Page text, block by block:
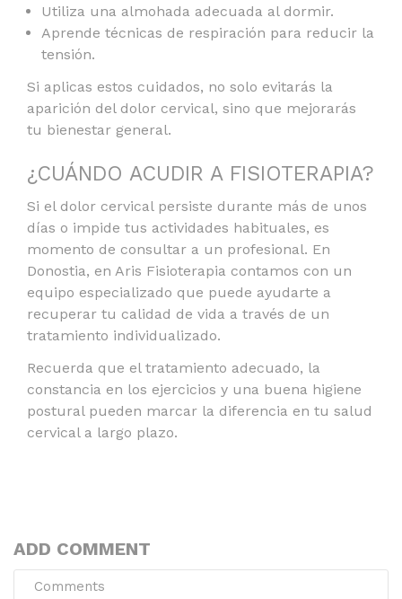
Utiliza una almohada adecuada al dormir.
Aprende técnicas de respiración para reducir la
tensión.
Si aplicas estos cuidados, no solo evitarás la
aparición del dolor cervical, sino que mejorarás
tu bienestar general.
¿CUÁNDO ACUDIR A FISIOTERAPIA?
Si el dolor cervical persiste durante más de unos
días o impide tus actividades habituales, es
momento de consultar a un profesional. En
Donostia, en Aris Fisioterapia contamos con un
equipo especializado que puede ayudarte a
recuperar tu calidad de vida a través de un
tratamiento individualizado.
Recuerda que el tratamiento adecuado, la
constancia en los ejercicios y una buena higiene
postural pueden marcar la diferencia en tu salud
cervical a largo plazo.
ADD COMMENT